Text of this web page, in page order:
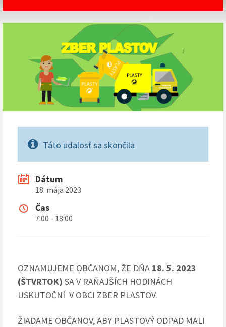
Táto udalosť sa skončila
Dátum
18. mája 2023
Čas
7:00 - 18:00
OZNAMUJEME OBČANOM, ŽE DŇA 18. 5. 2023
(ŠTVRTOK) SA V RAŇAJŠÍCH HODINÁCH
USKUTOČNÍ V OBCI ZBER PLASTOV.
ŽIADAME OBČANOV, ABY PLASTOVÝ ODPAD MALI